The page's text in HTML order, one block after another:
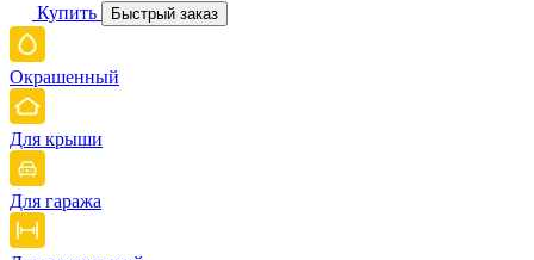
Купить Быстрый заказ
Окрашенный
Для крыши
Для гаража